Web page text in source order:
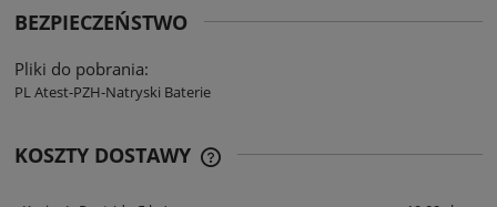
BEZPIECZEŃSTWO
Pliki do pobrania:
PL Atest-PZH-Natryski Baterie
KOSZTY DOSTAWY